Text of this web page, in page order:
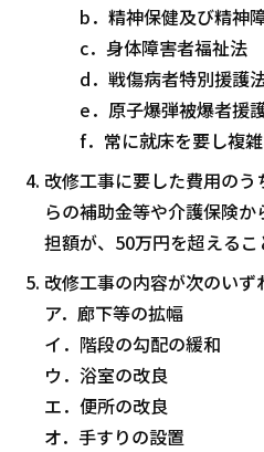
b．精神保健及び精神
c．身体障害者福祉法
d．戦傷病者特別援護
e．原子爆弾被爆者援
f．常に就床を要し複雑
改修工事に要した費用の
らの補助金等や介護保険
担額が、50万円を超えるこ
改修工事の内容が次のいず
ア．廊下等の拡幅
イ．階段の勾配の緩和
ウ．浴室の改良
エ．便所の改良
オ．手すりの設置